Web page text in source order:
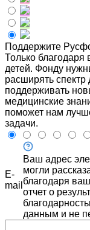
Поддержите
Только
детей. Фонду
расширять спектр
поддерживать
медицинские
поможет нам
задачи.
E-
mail
Ваш адрес
могли
благодаря
отчет о
данным и не